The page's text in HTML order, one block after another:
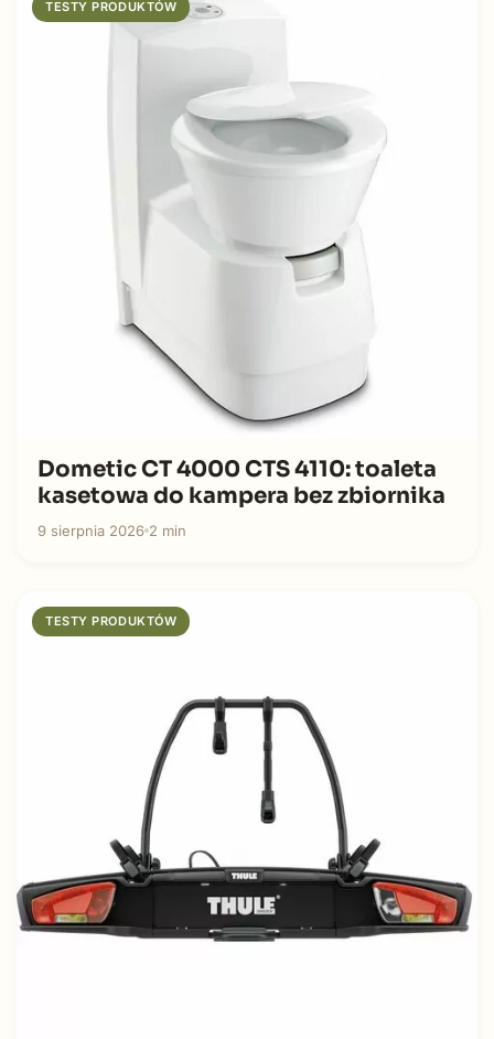
TESTY PRODUKTÓW
Dometic CT 4000 CTS 4110: toaleta
kasetowa do kampera bez zbiornika
9 sierpnia 2026 2 min
TESTY PRODUKTÓW